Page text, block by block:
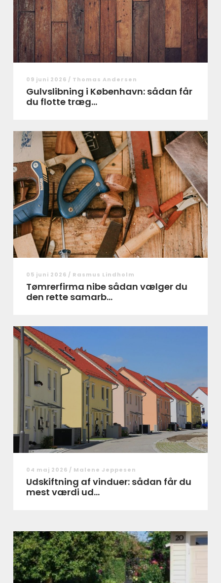
09 juni 2026 / Thomas Andersen
Gulvslibning i København: sådan får
du flotte træg...
05 juni 2026 / Rasmus Lindholm
Tømrerfirma nibe sådan vælger du
den rette samarb...
04 maj 2026 / Malene Jeppesen
Udskiftning af vinduer: sådan får du
mest værdi ud...